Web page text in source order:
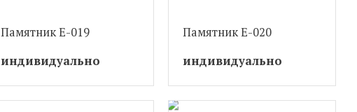
Памятник Е-019
индивидуально
Памятник Е-020
индивидуально